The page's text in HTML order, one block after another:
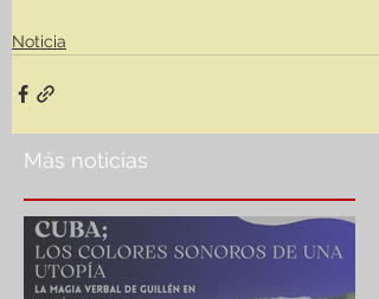
Noticia
Más noticias